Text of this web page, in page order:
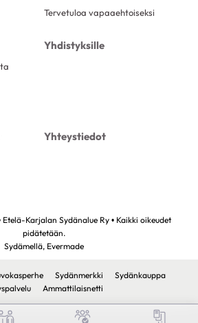
Tervetuloa vapaaehtoiseksi
Yhdistyksille
Yhteystiedot
Karjalan Sydänalue Ry • Kaikki oikeudet
pidätetään.
Sydämellä, Evermade
Sydänmerkki
Sydänkauppa
Ammattilaisnetti